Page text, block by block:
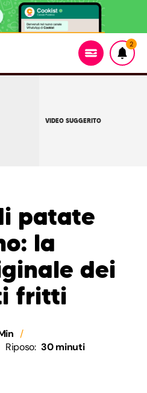
2
VIDEO SUGGERITO
patate
la
dei
fritti
Riposo: 30 minuti